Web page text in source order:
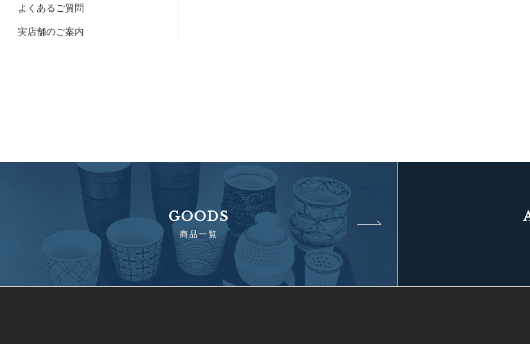
よくあるご質問
実店舗のご案内
GOODS
商品一覧